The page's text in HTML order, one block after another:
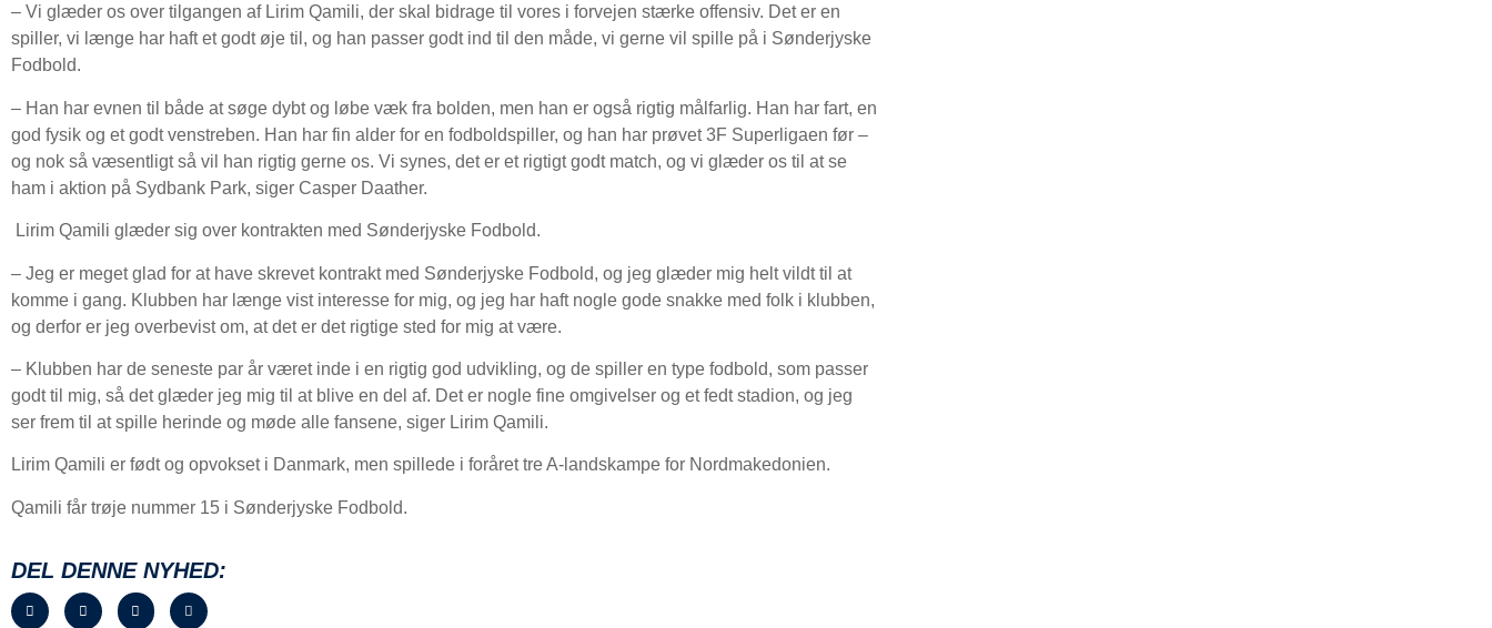
– Vi glæder os over tilgangen af Lirim Qamili, der skal bidrage til vores i forvejen stærke offensiv. Det er en
spiller, vi længe har haft et godt øje til, og han passer godt ind til den måde, vi gerne vil spille på i Sønderjyske
Fodbold.
– Han har evnen til både at søge dybt og løbe væk fra bolden, men han er også rigtig målfarlig. Han har fart, en
god fysik og et godt venstreben. Han har fin alder for en fodboldspiller, og han har prøvet 3F Superligaen før –
og nok så væsentligt så vil han rigtig gerne os. Vi synes, det er et rigtigt godt match, og vi glæder os til at se
ham i aktion på Sydbank Park, siger Casper Daather.
Lirim Qamili glæder sig over kontrakten med Sønderjyske Fodbold.
– Jeg er meget glad for at have skrevet kontrakt med Sønderjyske Fodbold, og jeg glæder mig helt vildt til at
komme i gang. Klubben har længe vist interesse for mig, og jeg har haft nogle gode snakke med folk i klubben,
og derfor er jeg overbevist om, at det er det rigtige sted for mig at være.
– Klubben har de seneste par år været inde i en rigtig god udvikling, og de spiller en type fodbold, som passer
godt til mig, så det glæder jeg mig til at blive en del af. Det er nogle fine omgivelser og et fedt stadion, og jeg
ser frem til at spille herinde og møde alle fansene, siger Lirim Qamili.
Lirim Qamili er født og opvokset i Danmark, men spillede i foråret tre A-landskampe for Nordmakedonien.
Qamili får trøje nummer 15 i Sønderjyske Fodbold.
DEL DENNE NYHED: